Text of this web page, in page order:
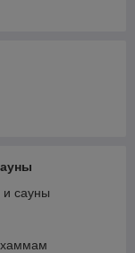
сауны
хаммам